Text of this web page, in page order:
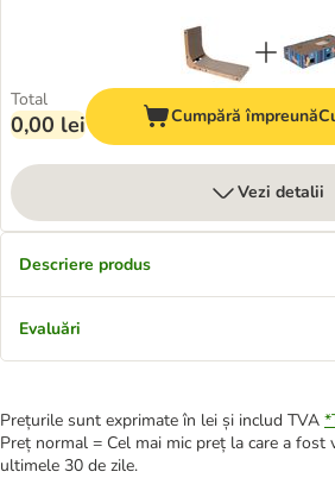
Total
0,00 lei Cumpără împreună
Vezi detalii
Descriere produs
Evaluări
Prețurile sunt exprimate în lei și includ TVA *
Preț normal = Cel mai mic preț la care a fost
ultimele 30 de zile.